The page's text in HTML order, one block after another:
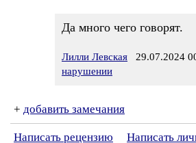
Да много чего говорят.
Лилли Левская 29.07.2024
нарушении
+ добавить замечания
Написать рецензию
Написать